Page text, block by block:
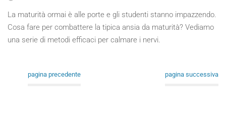
La maturità ormai è alle porte e gli studenti stanno impazzendo.
Cosa fare per combattere la tipica ansia da maturità? Vediamo
una serie di metodi efficaci per calmare i nervi.
pagina precedente pagina successiva